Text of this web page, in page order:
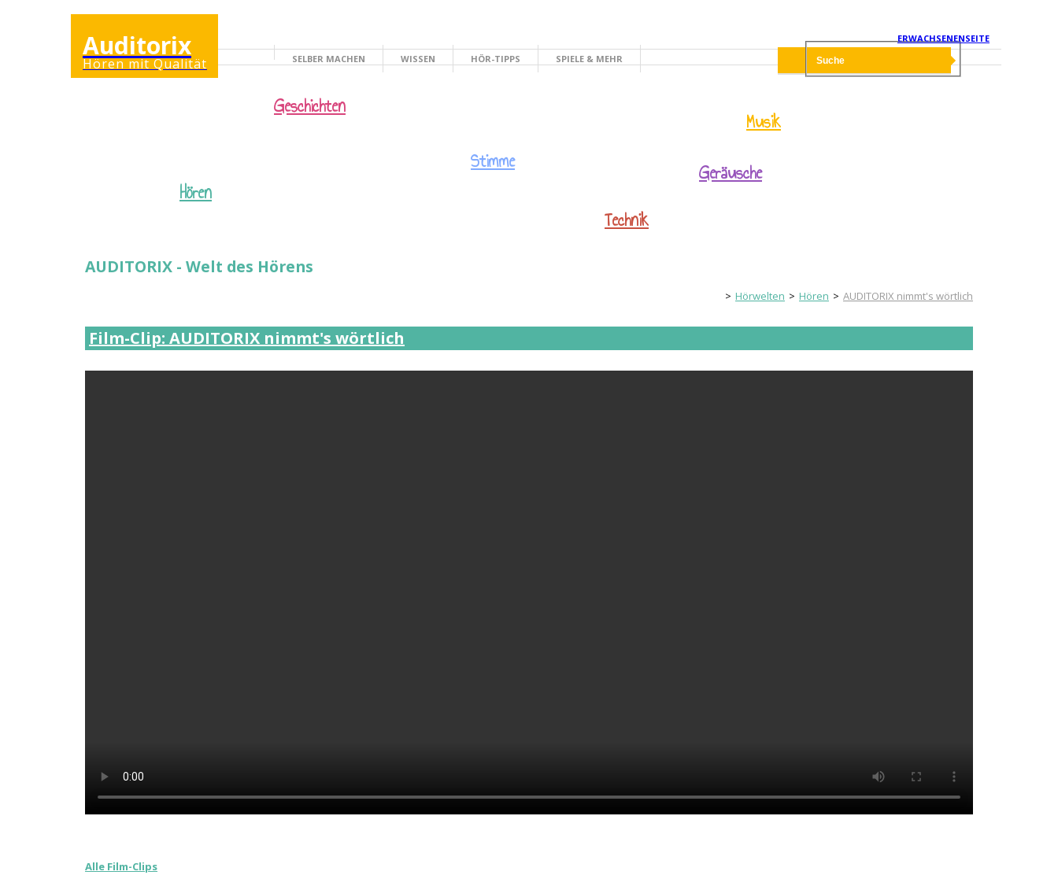
ERWACHSENENSEITE
Auditorix
Hören mit Qualität KINDERSEITE
SELBER MACHEN WISSEN HÖR-TIPPS SPIELE & MEHR
Hören
Geschichten
Stimme
Technik
Musik
Geräusche
AUDITORIX - Welt des Hörens
KinderseiteHörwelten Hören AUDITORIX nimmt's wörtlich
Film-Clip: AUDITORIX nimmt's wörtlich
Alle Film-Clips